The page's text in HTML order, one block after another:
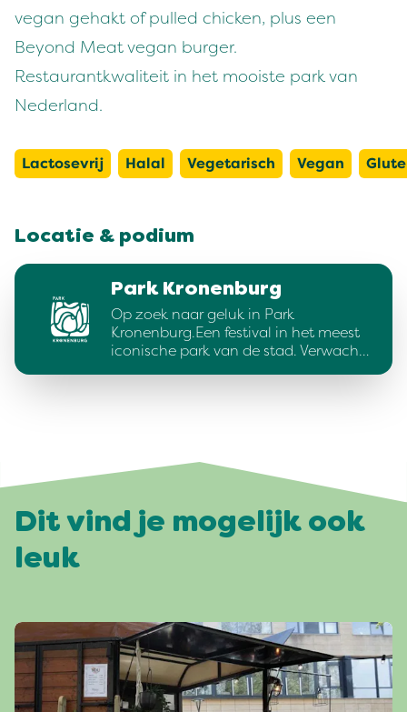
vegan gehakt of pulled chicken, plus een
Beyond Meat vegan burger.
Restaurantkwaliteit in het mooiste park van
Nederland.
Lactosevrij Halal Vegetarisch Vegan
Locatie & podium
Park Kronenburg
Op zoek naar geluk in Park
Kronenburg.Een festival in het meest
iconische park van de stad. Verwach…
Dit vind je mogelijk ook
leuk